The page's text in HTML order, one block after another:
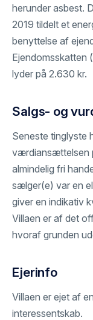
herunder asbest.
2019 tildelt et
benyttelse af
Ejendomsskatten
lyder på 2.630 kr.
Salgs- og
Seneste tinglyste
værdiansættelsen
almindelig fri
sælger(e) var en
giver en indikativ
Villaen er af det
hvoraf grunden
Ejerinfo
Villaen er ejet af
interessentskab.